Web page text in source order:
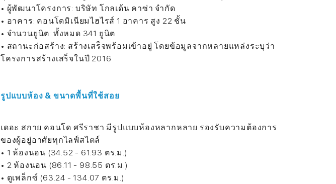
• ผู้พัฒนาโครงการ: บริษัท โกลเด้น คาซ่า จำกัด
• อาคาร: คอนโดมิเนียมไฮไรส์ 1 อาคาร สูง 22 ชั้น
• จำนวนยูนิต: ทั้งหมด 341 ยูนิต
• สถานะก่อสร้าง: สร้างเสร็จพร้อมเข้าอยู่ โดยข้อมูลจากหลายแหล่งระบุว่า
โครงการสร้างเสร็จในปี 2016
รูปแบบห้อง & ขนาดพื้นที่ใช้สอย
เดอะ สกาย คอนโด ศรีราชา มีรูปแบบห้องหลากหลาย รองรับความต้องการ
ของผู้อยู่อาศัยทุกไลฟ์สไตล์
• 1 ห้องนอน (34.52 - 61.93 ตร.ม.)
• 2 ห้องนอน (86.11 - 98.55 ตร.ม.)
• ดูเพล็กซ์ (63.24 - 134.07 ตร.ม.)